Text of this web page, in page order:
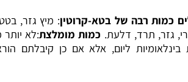
רבה של בטא- קרוטין: מיץ גזר, בטטה, משמש
דלעת.כמות מומלצת
:לא יותר מ- 5000 -
ליום, אלא אם כן קיבלתם הוראה אחרת